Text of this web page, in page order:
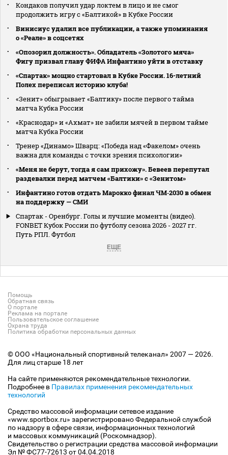
Кондаков получил удар локтем в лицо и не смог
продолжить игру с «Балтикой» в Кубке России
Винисиус удалил все публикации, а также упоминания
о «Реале» в соцсетях
«Опозорил должность». Обладатель «Золотого мяча»
Фигу призвал главу ФИФА Инфантино уйти в отставку
«Спартак» мощно стартовал в Кубке России. 16-летний
Полех переписал историю клуба!
«Зенит» обыгрывает «Балтику» после первого тайма
матча Кубка России
«Краснодар» и «Ахмат» не забили мячей в первом тайме
матча Кубка России
Тренер «Динамо» Шварц: «Победа над «Факелом» очень
важна для команды с точки зрения психологии»
«Меня не берут, тогда я сам прихожу». Бевеев перепутал
раздевалки перед матчем «Балтики» с «Зенитом»
Инфантино готов отдать Марокко финал ЧМ‑2030 в обмен
на поддержку — СМИ
Спартак - Оренбург. Голы и лучшие моменты (видео).
FONBET Кубок России по футболу сезона 2026 - 2027 гг.
Путь РПЛ. Футбол
ЕЩЕ
Помощь
Обратная связь
О портале
Реклама на портале
Пользовательское соглашение
Охрана труда
Политика обработки персональных данных
© ООО «Национальный спортивный телеканал» 2007 — 2026.
Для лиц старше 18 лет
На сайте применяются рекомендательные технологии.
Подробнее в Правилах применения рекомендательных
технологий
Средство массовой информации сетевое издание
«www.sportbox.ru» зарегистрировано Федеральной службой
по надзору в сфере связи, информационных технологий
и массовых коммуникаций (Роскомнадзор).
Свидетельство о регистрации средства массовой информации
Эл № ФС77-72613 от 04.04.2018